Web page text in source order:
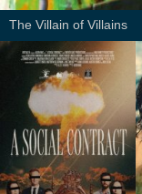
The Villain of Villains